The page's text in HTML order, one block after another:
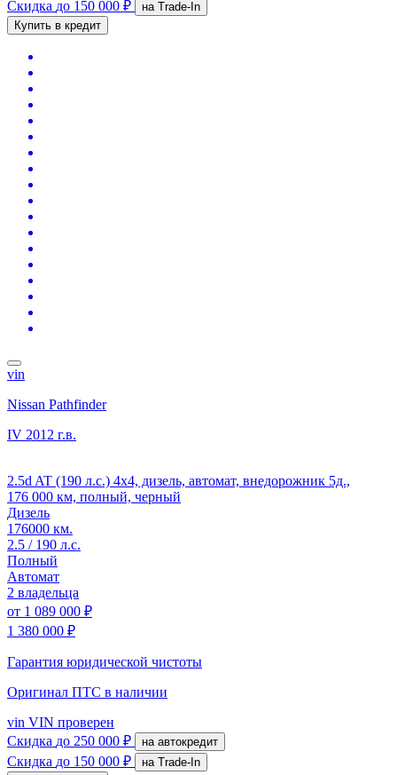
Скидка до 150 000 ₽
на Trade-In
Купить в кредит
vin
Nissan Pathfinder
IV 2012 г.в.
2.5d AT (190 л.с.) 4x4, дизель, автомат, внедорожник 5д.,
176 000 км, полный, черный
Дизель
176000 км.
2.5 / 190 л.с.
Полный
Автомат
2 владельца
от 1 089 000 ₽
1 380 000 ₽
Гарантия юридической чистоты
Оригинал ПТС в наличии
vin VIN проверен
Скидка до 250 000 ₽ на автокредит
Скидка до 150 000 ₽
на Trade-In